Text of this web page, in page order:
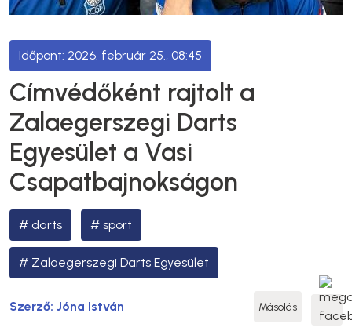
2026. február 25., 08:45
Címvédőként rajtolt a
Zalaegerszegi Darts
Egyesület a Vasi
Csapatbajnokságon
darts sport
Zalaegerszegi Darts Egyesület
Szerző: Jóna István Másolás